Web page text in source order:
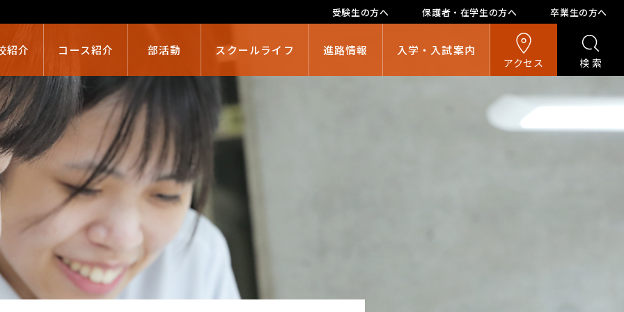
アクセス 検索
紹介 コース紹介 部活動 スクールライフ 進路情報 入学・入試案内
受験生の方へ 保護者・在学生の方へ 卒業生の方へ